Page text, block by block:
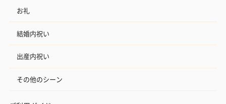
お礼
結婚内祝い
出産内祝い
その他のシーン